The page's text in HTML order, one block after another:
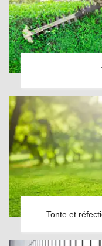
Tonte et